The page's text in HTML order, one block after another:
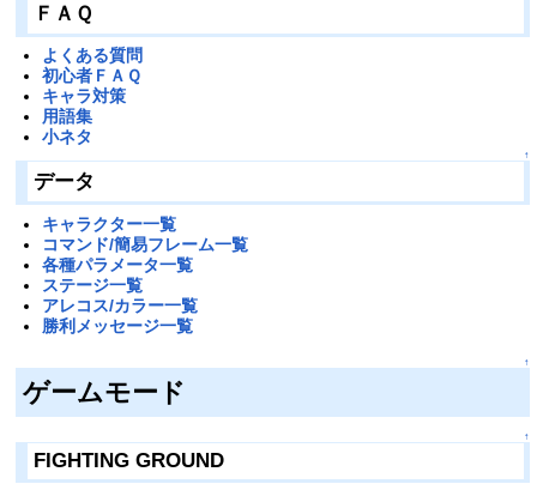
ＦＡＱ
よくある質問
初心者ＦＡＱ
キャラ対策
用語集
小ネタ
↑
データ
キャラクター一覧
コマンド/簡易フレーム一覧
各種パラメータ一覧
ステージ一覧
アレコス/カラー一覧
勝利メッセージ一覧
↑
ゲームモード
↑
FIGHTING GROUND